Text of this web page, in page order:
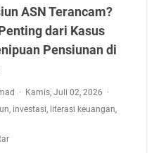
ASN Terancam?
dari Kasus
Pensiunan di
Kamis, Juli 02, 2026
, investasi, literasi keuangan,